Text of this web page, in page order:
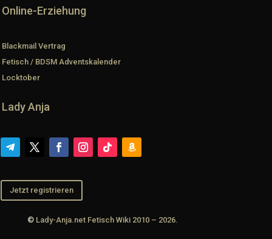
Online-Erziehung
Blackmail Vertrag
Fetisch / BDSM Adventskalender
Locktober
Lady Anja
Jetzt registrieren
© Lady-Anja.net Fetisch Wiki 2010 – 2026.